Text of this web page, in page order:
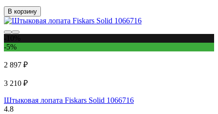
В корзину
-5%
2 897 ₽
3 210 ₽
Штыковая лопата Fiskars Solid 1066716
4.8